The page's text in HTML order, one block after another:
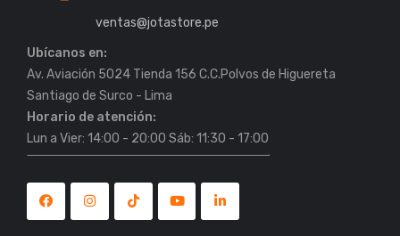
ventas@jotastore.pe
Ubícanos en:
Av. Aviación 5024 Tienda 156 C.C.Polvos de Higuereta
Horario de atención:
Lun a Vier: 14:00 - 20:00 Sáb: 11:30 - 17:00